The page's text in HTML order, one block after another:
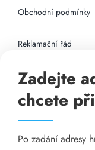
Obchodní podmínky
Reklamační řád
Připojení k internetu
Odkazy
Katalog A-seznam.cz
Zadejte
chcete
Po zadání adresy